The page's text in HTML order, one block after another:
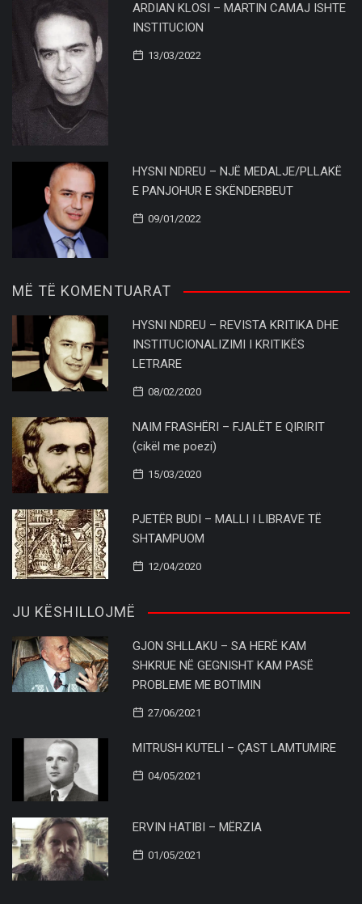
ARDIAN KLOSI – MARTIN CAMAJ ISHTE
INSTITUCION
13/03/2022
HYSNI NDREU – NJË MEDALJE/PLLAKË
E PANJOHUR E SKËNDERBEUT
09/01/2022
MË TË KOMENTUARAT
HYSNI NDREU – REVISTA KRITIKA DHE
INSTITUCIONALIZIMI I KRITIKËS
LETRARE
08/02/2020
NAIM FRASHËRI – FJALËT E QIRIRIT
(cikël me poezi)
15/03/2020
PJETËR BUDI – MALLI I LIBRAVE TË
SHTAMPUOM
12/04/2020
JU KËSHILLOJMË
GJON SHLLAKU – SA HERË KAM
SHKRUE NË GEGNISHT KAM PASË
PROBLEME ME BOTIMIN
27/06/2021
MITRUSH KUTELI – ÇAST LAMTUMIRE
04/05/2021
ERVIN HATIBI – MËRZIA
01/05/2021